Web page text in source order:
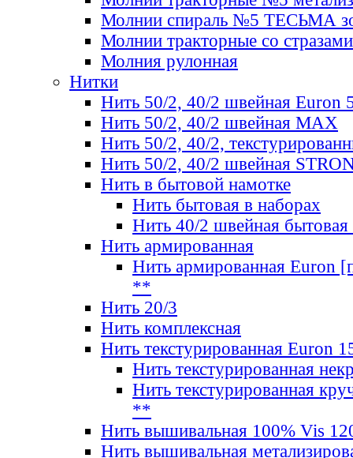
Молнии спираль №5 ТЕСЬМА
Молнии тракторные со стразами
Молния рулонная
Нитки
Нить 50/2, 40/2 швейная Euron
Нить 50/2, 40/2 швейная МАХ
Нить 50/2, 40/2,
Нить 50/2, 40/2 швейная
Нить в бытовой намотке
Нить бытовая в наборах
Нить 40/2 швейная бытовая
Нить армированная
Нить армированная Euron
**
Нить 20/3
Нить комплексная
Нить текстурированная Euron
Нить текстурированная
Нить текстурированная
**
Нить вышивальная 100% Vis
Нить вышивальная